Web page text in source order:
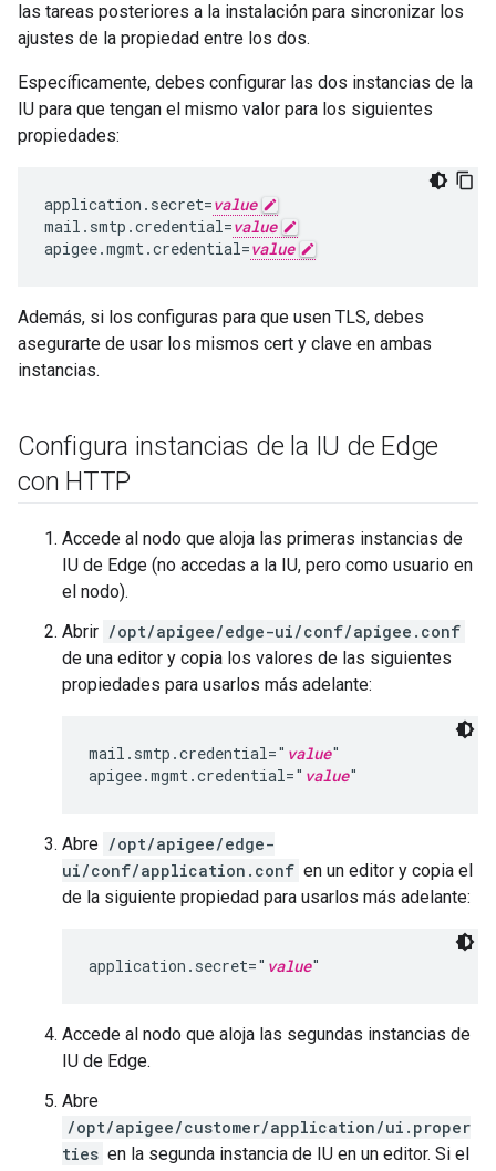
las tareas posteriores a la instalación para sincronizar los
ajustes de la propiedad entre los dos.
Específicamente, debes configurar las dos instancias de la
IU para que tengan el mismo valor para los siguientes
propiedades:
application.secret=value
mail.smtp.credential=value
apigee.mgmt.credential=value
Además, si los configuras para que usen TLS, debes
asegurarte de usar los mismos cert y clave en ambas
instancias.
Configura instancias de la IU de Edge
con HTTP
Accede al nodo que aloja las primeras instancias de
IU de Edge (no accedas a la IU, pero como usuario en
el nodo).
Abrir /opt/apigee/edge-ui/conf/apigee.conf
de una editor y copia los valores de las siguientes
propiedades para usarlos más adelante:
mail.smtp.credential=" value"
apigee.mgmt.credential=" value"
Abre /opt/apigee/edge-
ui/conf/application.conf en un editor y copia el
de la siguiente propiedad para usarlos más adelante:
application.secret=" value"
Accede al nodo que aloja las segundas instancias de
IU de Edge.
Abre
/opt/apigee/customer/application/ui.proper
ties en la segunda instancia de IU en un editor. Si el